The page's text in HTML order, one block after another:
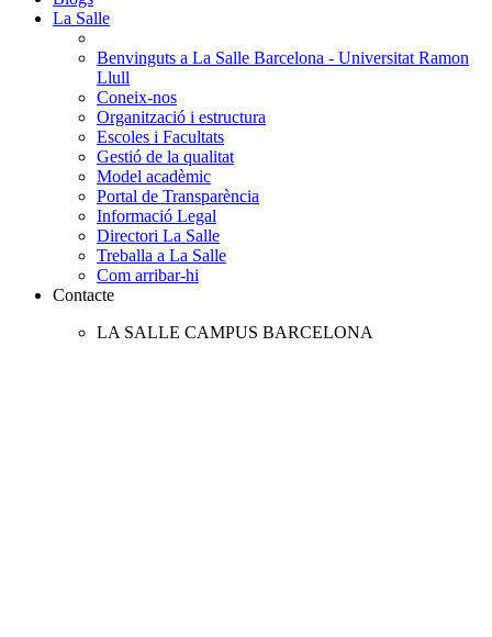
La Salle
Benvinguts a La Salle Barcelona - Universitat Ramon
Llull
Coneix-nos
Organització i estructura
Escoles i Facultats
Gestió de la qualitat
Model acadèmic
Portal de Transparència
Informació Legal
Directori La Salle
Treballa a La Salle
Com arribar-hi
Contacte
LA SALLE CAMPUS BARCELONA